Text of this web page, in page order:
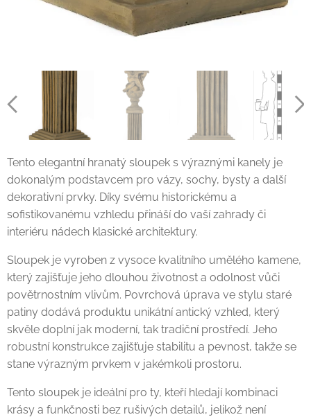
Tento elegantní hranatý sloupek s výraznými kanely je
dokonalým podstavcem pro vázy, sochy, bysty a další
dekorativní prvky. Díky svému historickému a
sofistikovanému vzhledu přináší do vaší zahrady či
interiéru nádech klasické architektury.
Sloupek je vyroben z vysoce kvalitního umělého kamene,
který zajišťuje jeho dlouhou životnost a odolnost vůči
povětrnostním vlivům. Povrchová úprava ve stylu staré
patiny dodává produktu unikátní antický vzhled, který
skvěle doplní jak moderní, tak tradiční prostředí. Jeho
robustní konstrukce zajišťuje stabilitu a pevnost, takže se
stane výrazným prvkem v jakémkoli prostoru.
Tento sloupek je ideální pro ty, kteří hledají kombinaci
krásy a funkčnosti bez rušivých detailů, jelikož není